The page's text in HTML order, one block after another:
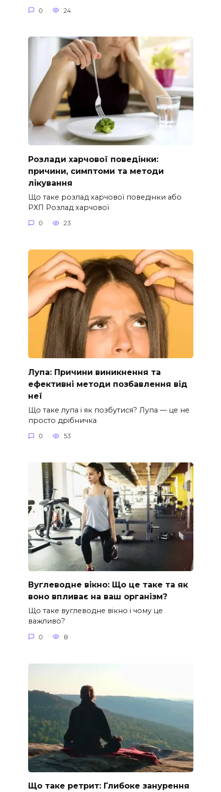
0 24
Розлади харчової поведінки:
причини, симптоми та методи
лікування
Що таке розлад харчової поведінки або
РХП Розлад харчової
0 23
Лупа: Причини виникнення та
ефективні методи позбавлення від
неї
Що таке лупа і як позбутися? Лупа — це не
просто дрібничка
0 53
Вуглеводне вікно: Що це таке та як
воно впливає на ваш організм?
Що таке вуглеводне вікно і чому це
важливо?
0 8
Що таке ретрит: Глибоке занурення